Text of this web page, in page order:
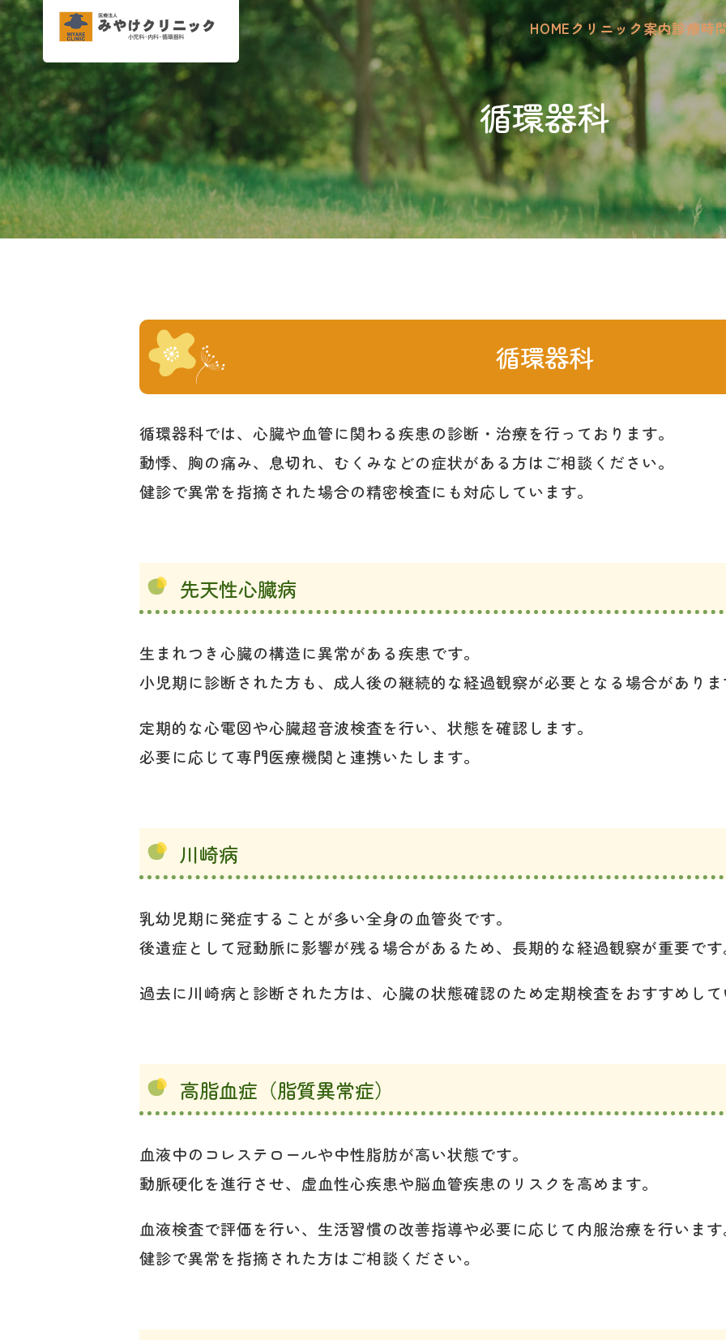
HOME クリニック案内診療時
循環器科
循環器科
循環器科では、心臓や血管に関わる疾患の診断・治療を行っております。
動悸、胸の痛み、息切れ、むくみなどの症状がある方はご相談ください。
健診で異常を指摘された場合の精密検査にも対応しています。
先天性心臓病
生まれつき心臓の構造に異常がある疾患です。
小児期に診断された方も、成人後の継続的な経過観察が必要となる場合があり
定期的な心電図や心臓超音波検査を行い、状態を確認します。
必要に応じて専門医療機関と連携いたします。
川崎病
乳幼児期に発症することが多い全身の血管炎です。
後遺症として冠動脈に影響が残る場合があるため、長期的な経過観察が重要で
過去に川崎病と診断された方は、心臓の状態確認のため定期検査をおすすめし
高脂血症（脂質異常症）
血液中のコレステロールや中性脂肪が高い状態です。
動脈硬化を進行させ、虚血性心疾患や脳血管疾患のリスクを高めます。
血液検査で評価を行い、生活習慣の改善指導や必要に応じて内服治療を行いま
健診で異常を指摘された方はご相談ください。